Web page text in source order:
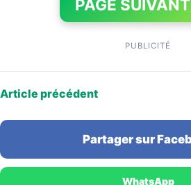
PAGE
PUBLICITÉ
Article précédent
Partager sur
WhatsApp